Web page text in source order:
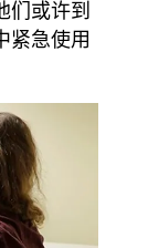
们或许到
紧急使用